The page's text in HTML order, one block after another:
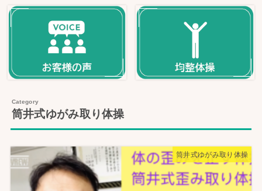
筒井式ゆがみ取り体操
筒井式ゆがみ取り体操